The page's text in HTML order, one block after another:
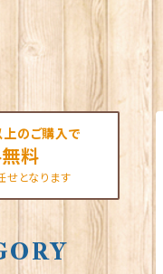
のご購入で
料
となります